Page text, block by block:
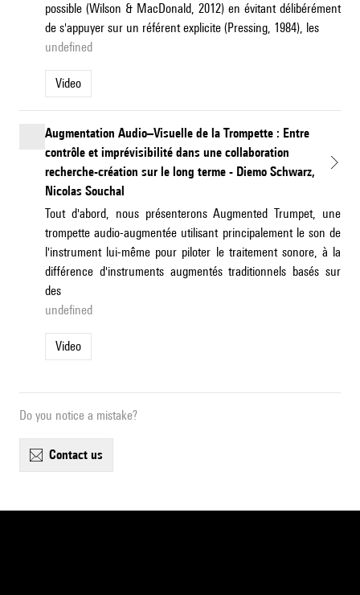
possible (Wilson & MacDonald, 2012) en évitant délibérément
de s'appuyer sur un référent explicite (Pressing, 1984), les
undefined
Video
Augmentation Audio–Visuelle de la Trompette : Entre
contrôle et imprévisibilité dans une collaboration
recherche-création sur le long terme - Diemo Schwarz,
Nicolas Souchal
Tout d'abord, nous présenterons Augmented Trumpet, une
trompette audio-augmentée utilisant principalement le son de
l'instrument lui-même pour piloter le traitement sonore, à la
différence d'instruments augmentés traditionnels basés sur
des
undefined
Video
Do you notice a mistake?
contact us